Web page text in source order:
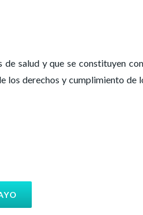
salud y que se constituyen
los derechos y cumplimiento de